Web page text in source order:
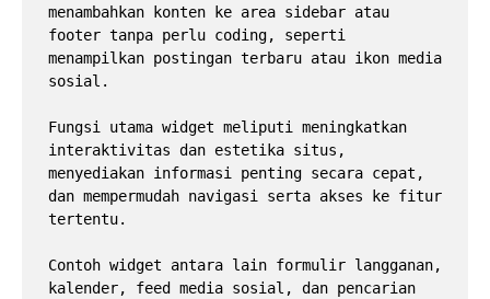
menambahkan konten ke area sidebar atau
footer tanpa perlu coding, seperti
menampilkan postingan terbaru atau ikon media
sosial.
Fungsi utama widget meliputi meningkatkan
interaktivitas dan estetika situs,
menyediakan informasi penting secara cepat,
dan mempermudah navigasi serta akses ke fitur
tertentu.
Contoh widget antara lain formulir langganan,
kalender, feed media sosial, dan pencarian